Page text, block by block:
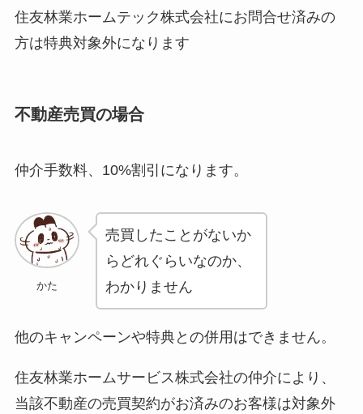
住友林業ホームテック株式会社にお問合せ済みの
方は特典対象外になります
不動産売買の場合
仲介手数料、10%割引になります。
かた
売買したことがないか
らどれぐらいなのか、
わかりません
他のキャンペーンや特典との併用はできません。
住友林業ホームサービス株式会社の仲介により、
当該不動産の売買契約がお済みのお客様は対象外